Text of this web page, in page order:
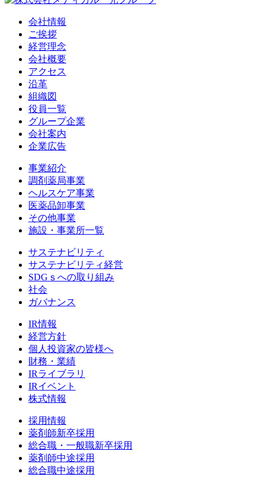
会社情報
ご挨拶
経営理念
会社概要
アクセス
沿革
組織図
役員一覧
グループ企業
会社案内
企業広告
事業紹介
調剤薬局事業
ヘルスケア事業
医薬品卸事業
その他事業
施設・事業所一覧
サステナビリティ
サステナビリティ経営
SDGｓへの取り組み
社会
ガバナンス
IR情報
経営方針
個人投資家の皆様へ
財務・業績
IRライブラリ
IRイベント
株式情報
採用情報
薬剤師新卒採用
総合職・一般職新卒採用
薬剤師中途採用
総合職中途採用